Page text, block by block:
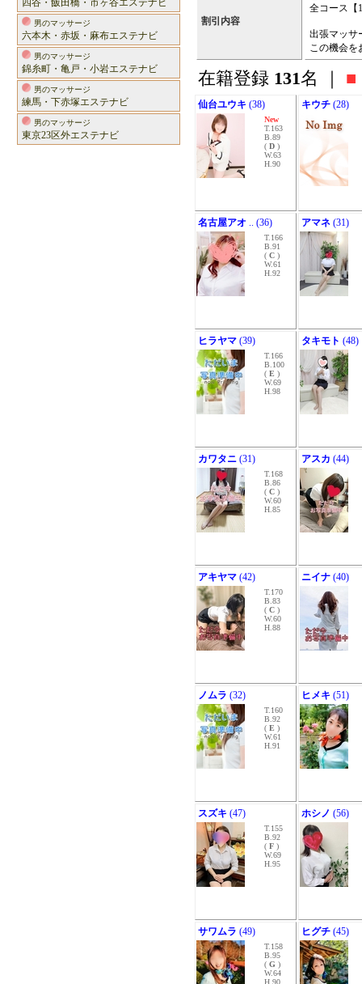
四谷・飯田橋・市ヶ谷エステナビ
男のマッサージ
六本木・赤坂・麻布エステナビ
男のマッサージ
錦糸町・亀戸・小岩エステナビ
男のマッサージ
練馬・下赤塚エステナビ
男のマッサージ
東京23区外エステナビ
割引内容
全コース【
出張マッサ
この機会を
在籍登録 131名 ｜ ■
仙台ユウキ (38)
New
T.163
B.89
( D )
W.63
H.90
キウチ (28)
名古屋アオ .. (36)
T.166
B.91
( C )
W.61
H.92
アマネ (31)
ヒラヤマ (39)
T.166
B.100
( E )
W.69
H.98
タキモト (48)
カワタニ (31)
T.168
B.86
( C )
W.60
H.85
アスカ (44)
アキヤマ (42)
T.170
B.83
( C )
W.60
H.88
ニイナ (40)
ノムラ (32)
T.160
B.92
( E )
W.61
H.91
ヒメキ (51)
スズキ (47)
T.155
B.92
( F )
W.69
H.95
ホシノ (56)
サワムラ (49)
T.158
B.95
( G )
W.64
H.90
ヒグチ (45)